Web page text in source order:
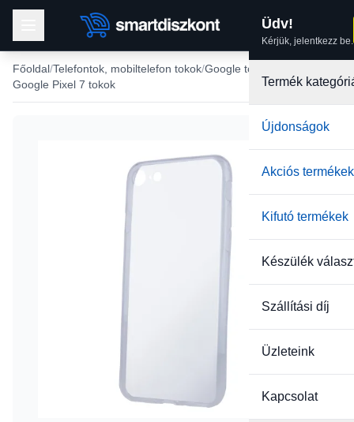
Üdv!
Kérjük, jelentkezz be.
Termék
Újdonságok
Akciós termékek
Kifutó termékek
Készülék
Szállítási díj
Üzleteink
Kapcsolat
Főoldal Telefontok, mobiltelefon tokok Google tokok
Google Pixel 7 tokok